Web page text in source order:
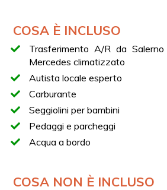
TOUR IN ESCLUSIVA
È possibile richiedere questo tour in
completamente
informazioni, contattaci su
COSA È INCLUSO
Trasferimento A/R da
Mercedes climatizzato
Autista locale esperto
Carburante
Seggiolini per bambini
Pedaggi e parcheggi
Acqua a bordo
COSA NON È INCLUSO